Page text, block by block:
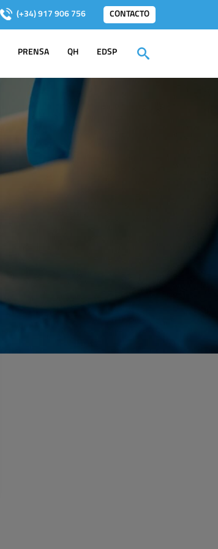
(+34) 917 906 756 CONTACTO
PRENSA QH EDSP